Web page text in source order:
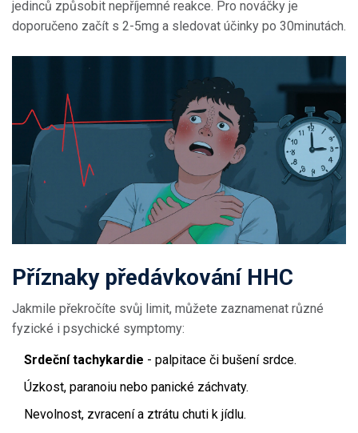
jedinců způsobit nepříjemné reakce. Pro nováčky je
doporučeno začít s 2-5mg a sledovat účinky po 30minutách.
Příznaky předávkování HHC
Jakmile překročíte svůj limit, můžete zaznamenat různé
fyzické i psychické symptomy:
Srdeční tachykardie - palpitace či bušení srdce.
Úzkost, paranoiu nebo panické záchvaty.
Nevolnost, zvracení a ztrátu chuti k jídlu.